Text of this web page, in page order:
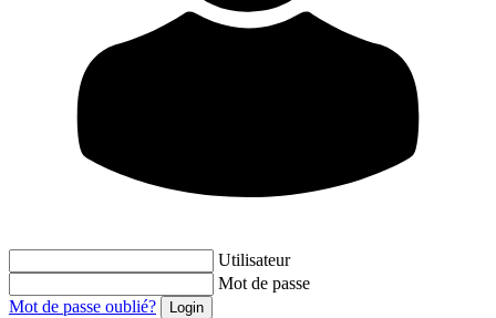
Utilisateur
Mot de passe
Mot de passe oublié?